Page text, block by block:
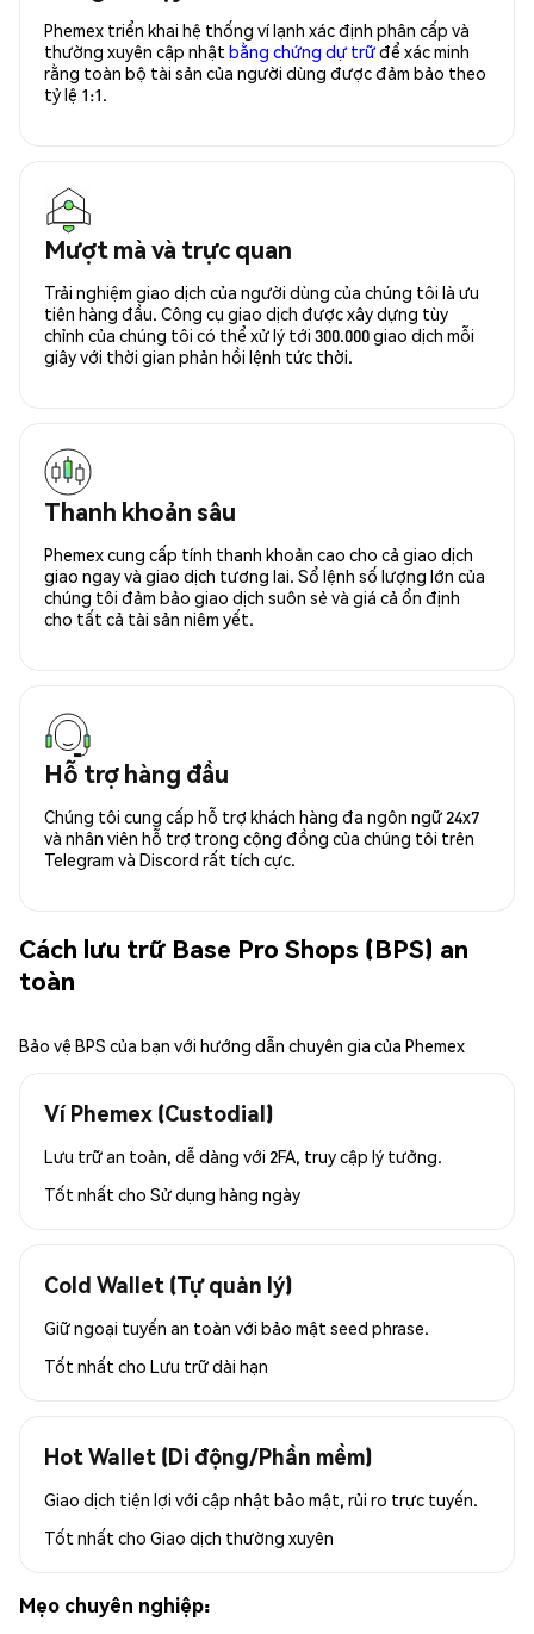
Phemex triển khai hệ thống ví lạnh xác định phân cấp và
thường xuyên cập nhật bằng chứng dự trữđể xác minh
rằng toàn bộ tài sản của người dùng được đảm bảo theo
tỷ lệ 1:1.
Mượt mà và trực quan
Trải nghiệm giao dịch của người dùng của chúng tôi là ưu
tiên hàng đầu. Công cụ giao dịch được xây dựng tùy
chỉnh của chúng tôi có thể xử lý tới 300.000 giao dịch mỗi
giây với thời gian phản hồi lệnh tức thời.
Thanh khoản sâu
Phemex cung cấp tính thanh khoản cao cho cả giao dịch
giao ngay và giao dịch tương lai. Sổ lệnh số lượng lớn của
chúng tôi đảm bảo giao dịch suôn sẻ và giá cả ổn định
cho tất cả tài sản niêm yết.
Hỗ trợ hàng đầu
Chúng tôi cung cấp hỗ trợ khách hàng đa ngôn ngữ 24x7
và nhân viên hỗ trợ trong cộng đồng của chúng tôi trên
Telegram và Discord rất tích cực.
Cách lưu trữ Base Pro Shops (BPS) an
toàn
Bảo vệ BPS của bạn với hướng dẫn chuyên gia của Phemex
Ví Phemex (Custodial)
Lưu trữ an toàn, dễ dàng với 2FA, truy cập lý tưởng.
Tốt nhất cho Sử dụng hàng ngày
Cold Wallet (Tự quản lý)
Giữ ngoại tuyến an toàn với bảo mật seed phrase.
Tốt nhất cho Lưu trữ dài hạn
Hot Wallet (Di động/Phần mềm)
Giao dịch tiện lợi với cập nhật bảo mật, rủi ro trực tuyến.
Tốt nhất cho Giao dịch thường xuyên
Mẹo chuyên nghiệp: